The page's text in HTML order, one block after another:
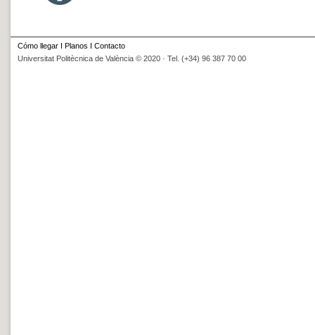
Cómo llegar I Planos I Contacto
Universitat Politècnica de València © 2020 · Tel. (+34) 96 387 70 00